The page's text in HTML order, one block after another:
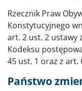
Rzecznik Praw
Konstytucyjnego
art. 2 ust. 2 ustawy
Kodeksu
45 ust. 1 oraz z art.
Państwo